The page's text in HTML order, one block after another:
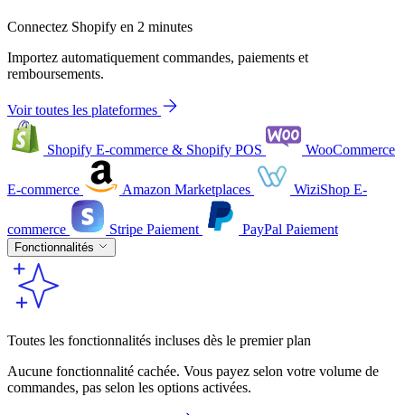
Connectez Shopify en 2 minutes
Importez automatiquement commandes, paiements et
remboursements.
Voir toutes les plateformes
Shopify E-commerce & Shopify POS WooCommerce
E-commerce Amazon Marketplaces WiziShop E-
commerce Stripe Paiement PayPal Paiement
Fonctionnalités
Toutes les fonctionnalités incluses dès le premier plan
Aucune fonctionnalité cachée. Vous payez selon votre volume de
commandes, pas selon les options activées.